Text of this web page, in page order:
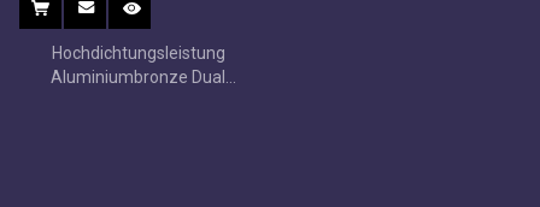
Hochdichtungsleistung
Aluminiumbronze Dual